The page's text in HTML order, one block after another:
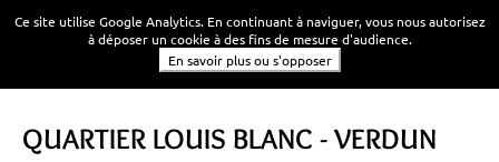
QUARTIER LOUIS BLANC - VERDUN
Ce site utilise Google Analytics. En continuant à naviguer, vous nous autorisez
à déposer un cookie à des fins de mesure d'audience.
En savoir plus ou s'opposer